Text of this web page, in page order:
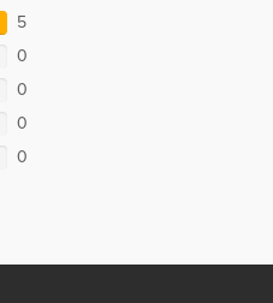
5
0
0
0
0